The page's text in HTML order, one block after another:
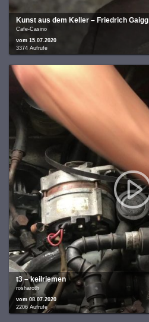
Kunst aus dem Keller – Friedrich Gaigg
Cafe-Casino
vom 15.07.2020
3374 Aufrufe
t3 – keilriemen
rosharoth
vom 08.07.2020
2206 Aufrufe